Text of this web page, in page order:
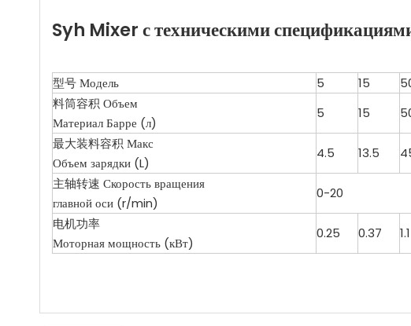
Syh Mixer с техническими
型号 Модель 5 15
料筒容积 Объем
Материал Барре (л)
5 15
最大装料容积 Макс
Объем зарядки (L)
4.5 13.5
主轴转速 Скорость вращения
главной оси (r/min)
0-20
电机功率
Моторная мощность (кВт)
0.25 0.37 1.1